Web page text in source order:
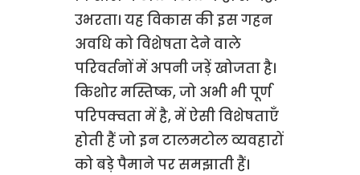
उभरता। यह विकास की इस गहन
अवधि को विशेषता देने वाले
परिवर्तनों में अपनी जड़ें खोजता है।
किशोर मस्तिष्क, जो अभी भी पूर्ण
परिपक्वता में है, में ऐसी विशेषताएँ
होती हैं जो इन टालमटोल व्यवहारों
को बड़े पैमाने पर समझाती हैं।